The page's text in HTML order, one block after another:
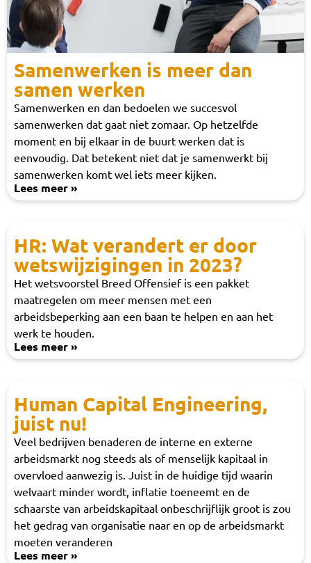
Samenwerken is meer dan
samen werken
Samenwerken en dan bedoelen we succesvol
samenwerken dat gaat niet zomaar. Op hetzelfde
moment en bij elkaar in de buurt werken dat is
eenvoudig. Dat betekent niet dat je samenwerkt bij
samenwerken komt wel iets meer kijken.
Lees meer »
HR: Wat verandert er door
wetswijzigingen in 2023?
Het wetsvoorstel Breed Offensief is een pakket
maatregelen om meer mensen met een
arbeidsbeperking aan een baan te helpen en aan het
werk te houden.
Lees meer »
Human Capital Engineering,
juist nu!
Veel bedrijven benaderen de interne en externe
arbeidsmarkt nog steeds als of menselijk kapitaal in
overvloed aanwezig is. Juist in de huidige tijd waarin
welvaart minder wordt, inflatie toeneemt en de
schaarste van arbeidskapitaal onbeschrijflijk groot is zou
het gedrag van organisatie naar en op de arbeidsmarkt
moeten veranderen
Lees meer »